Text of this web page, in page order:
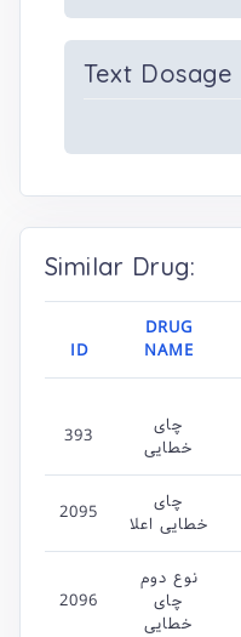
Text Dosage
Similar Drug:
ID
DRUG
NAME
393
چای
خطایی
2095
چای
خطایی اعلا
2096
نوع دوم
چای
خطایی